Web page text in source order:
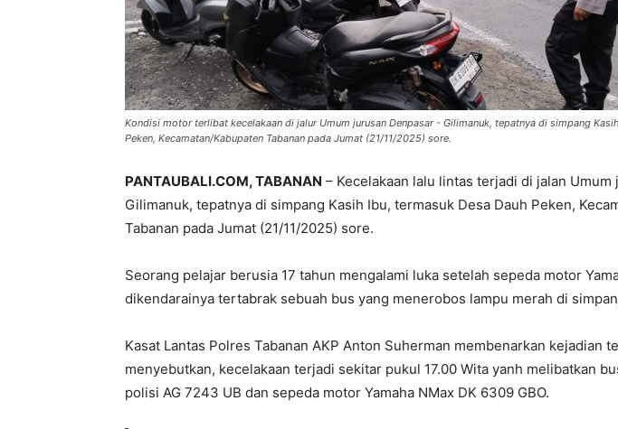
Kondisi motor terlibat kecelakaan di jalur Umum jurusan Denpasar - Gilimanuk, tepatnya di simpang
Peken, Kecamatan/Kabupaten Tabanan pada Jumat (21/11/2025) sore.
PANTAUBALI.COM, TABANAN – Kecelakaan lalu lintas terjadi di jalan Umum
Gilimanuk, tepatnya di simpang Kasih Ibu, termasuk Desa Dauh Peken,
Tabanan pada Jumat (21/11/2025) sore.
Seorang pelajar berusia 17 tahun mengalami luka setelah sepeda motor
dikendarainya tertabrak sebuah bus yang menerobos lampu merah di
Kasat Lantas Polres Tabanan AKP Anton Suherman membenarkan kejadian
menyebutkan, kecelakaan terjadi sekitar pukul 17.00 Wita yanh melibatkan
polisi AG 7243 UB dan sepeda motor Yamaha NMax DK 6309 GBO.